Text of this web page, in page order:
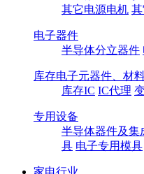
其它电源电机
电子器件
半导体分立器件
库存电子元器件、材
库存IC IC代理
专用设备
半导体器件及集
具 电子专用模具
家电行业